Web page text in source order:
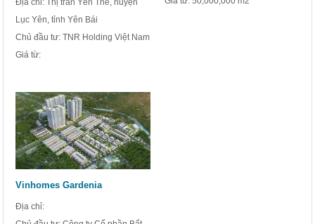
Địa chỉ: Thị trấn Yên Thế, huyện
Lục Yên, tỉnh Yên Bái
Chủ đầu tư: TNR Holding Việt Nam
Giá từ:
Vinhomes Gardenia
Địa chỉ: